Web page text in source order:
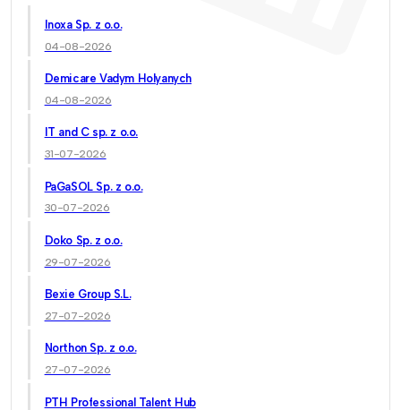
Inoxa Sp. z o.o.
04-08-2026
Demicare Vadym Holyanych
04-08-2026
IT and C sp. z o.o.
31-07-2026
PaGaSOL Sp. z o.o.
30-07-2026
Doko Sp. z o.o.
29-07-2026
Bexie Group S.L.
27-07-2026
Northon Sp. z o.o.
27-07-2026
PTH Professional Talent Hub